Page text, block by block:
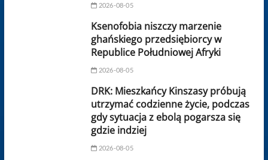
2026-08-05
Ksenofobia niszczy marzenie
ghańskiego przedsiębiorcy w
Republice Południowej Afryki
2026-08-05
DRK: Mieszkańcy Kinszasy próbują
utrzymać codzienne życie, podczas
gdy sytuacja z ebolą pogarsza się
gdzie indziej
2026-08-05